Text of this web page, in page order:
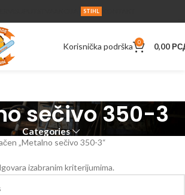
STIHL
Korisnička podrška 0 0,00
sečivo 350-3
Categories
„Metalno sečivo 350-3“
izabranim kriterijumima.